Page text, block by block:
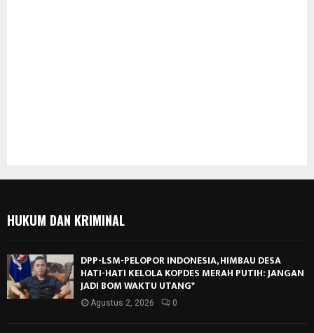
HUKUM DAN KRIMINAL
DPP-LSM-PELOPOR INDONESIA, HIMBAU DESA
HATI-HATI KELOLA KOPDES MERAH PUTIH: JANGAN
JADI BOM WAKTU UTANG*
Agustus 2, 2026 0